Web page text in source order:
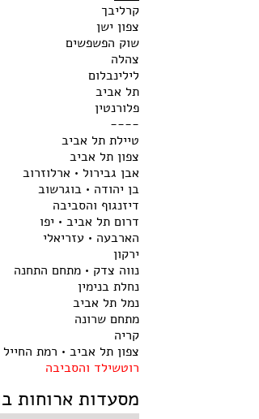
קרליבך
צפון ישן
שוק הפשפשים
צהלה
לילינבלום
תל אביב
פלורנטין
----
טיילת תל אביב
צפון תל אביב
אבן גבירול • ארלוזרוב
בן יהודה • בוגרשוב
דיזנגוף והסביבה
דרום תל אביב • יפו
הארבעה • עזריאלי
ירקון
נווה צדק • מתחם התחנה
נחלת בנימין
נמל תל אביב
מתחם שרונה
קריה
צפון תל אביב • רמת החייל
רוטשילד והסביבה
מסעדות ארוחות